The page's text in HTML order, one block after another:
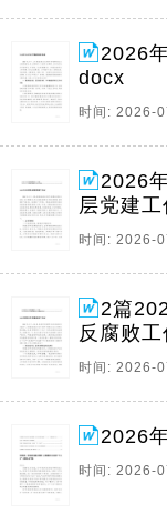
2026
docx
时间: 2026-
2026
层党建
时间: 2026-
2篇
反腐败
时间: 2026-
2026
时间: 2026-